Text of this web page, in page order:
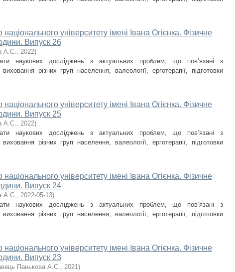
університету імені Івана Огієнка. Фізичне
Випуск 26
А.С., 2022)
наукових досліджень з актуальних проблем, що пов’язані з
різних груп населення, валеології, ерготерапії, підготовки
університету імені Івана Огієнка. Фізичне
Випуск 25
А.С., 2022)
наукових досліджень з актуальних проблем, що пов’язані з
різних груп населення, валеології, ерготерапії, підготовки
університету імені Івана Огієнка. Фізичне
Випуск 24
А.С., 2022-05-13)
наукових досліджень з актуальних проблем, що пов’язані з
різних груп населення, валеології, ерготерапії, підготовки
університету імені Івана Огієнка. Фізичне
Випуск 23
Панькова А.С., 2021)